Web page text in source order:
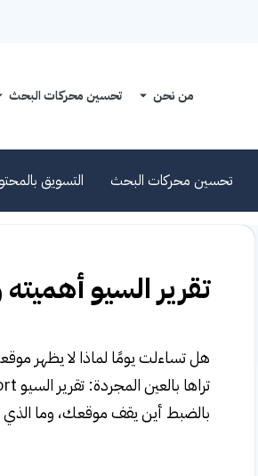
من نحن تحسين محركات البحث
تحسين محركات البحث التسويق
تقرير السيو
هل تساءلت يومًا لماذا لا يظهر
بالضبط أين يقف موقعك، وما